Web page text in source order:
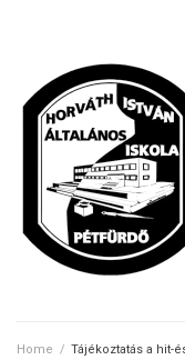
Home / Tájékoztatás a hit-